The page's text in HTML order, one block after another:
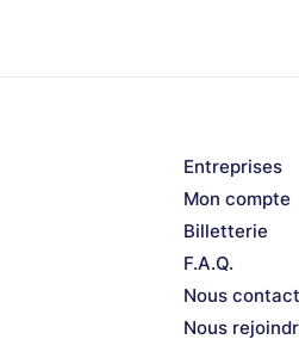
Entreprises
Mon compte
Billetterie
F.A.Q.
Nous
Nous